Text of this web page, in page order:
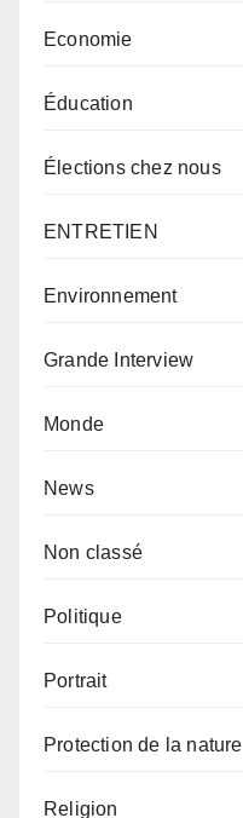
Economie
Éducation
Élections chez nous
ENTRETIEN
Environnement
Grande Interview
Monde
News
Non classé
Politique
Portrait
Protection de la nature
Religion